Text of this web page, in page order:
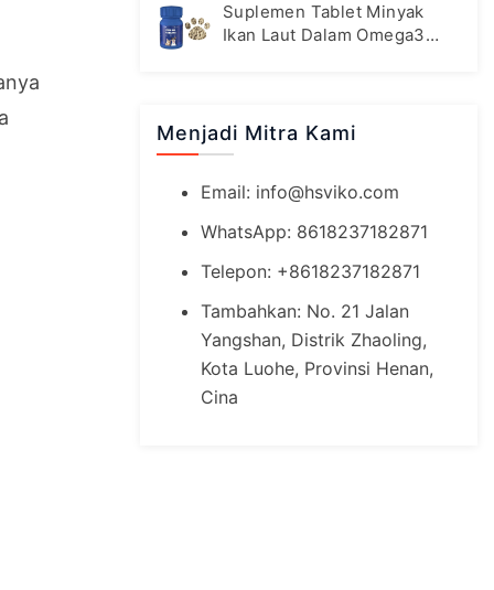
Suplemen Tablet Minyak
Ikan Laut Dalam Omega3
Menjadi Mitra Kami
Email: info@hsviko.com
WhatsApp: 8618237182871
Telepon: +8618237182871
Tambahkan: No. 21 Jalan
Yangshan, Distrik Zhaoling,
Kota Luohe, Provinsi Henan,
Cina